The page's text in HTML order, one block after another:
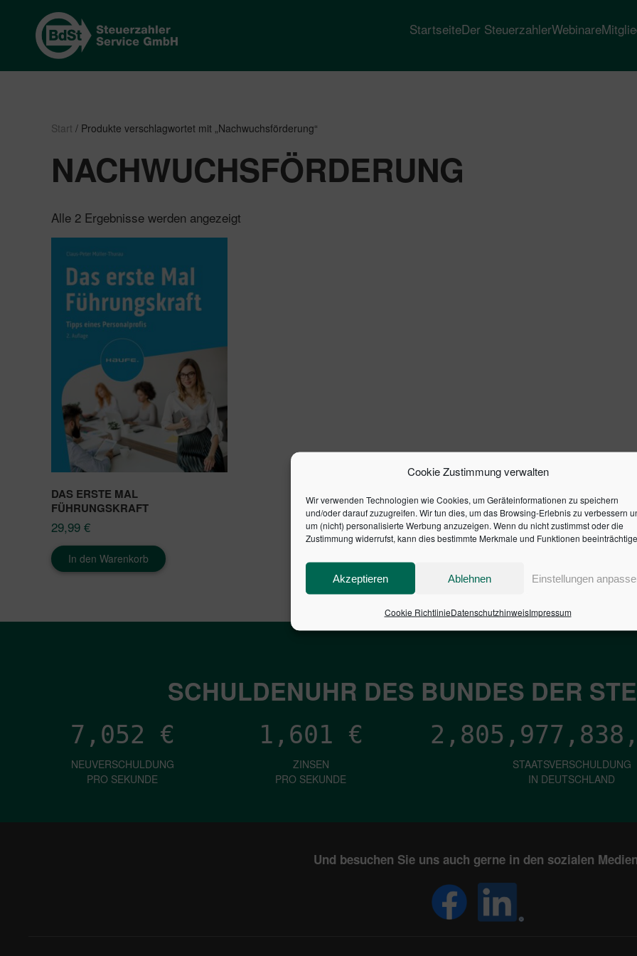
Cookie Zustimmung verwalten
Wir verwenden Technologien wie Cookies, um Geräteinformationen zu speichern
und/oder darauf zuzugreifen. Wir tun dies, um das Browsing-Erlebnis zu verbessern
um (nicht) personalisierte Werbung anzuzeigen. Wenn du nicht zustimmst oder die
Zustimmung widerrufst, kann dies bestimmte Merkmale und Funktionen
Akzeptieren Ablehnen Einstellungen
Cookie RichtlinieDatenschutzhinweisImpressum
StartseiteDer SteuerzahlerWebinare
Start / Produkte verschlagwortet mit „Nachwuchsförderung“
NACHWUCHSFÖRDERUNG
Alle 2 Ergebnisse werden angezeigt
DAS ERSTE MAL
FÜHRUNGSKRAFT
29,99 €
In den Warenkorb
SCHULDENUHR DES BUNDES DER
7,052 €
NEUVERSCHULDUNG
PRO SEKUNDE
1,601 €
ZINSEN
PRO SEKUNDE
STAATSVERSCHULDUNG
IN DEUTSCHLAND
Und besuchen Sie uns auch gerne in den sozialen